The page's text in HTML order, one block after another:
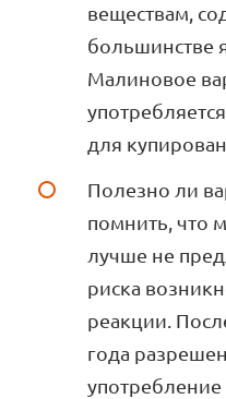
веществам,
большинстве
Малиновое
для
Полезно ли
помнить, что
лучше не
риска
реакции.
года
употребление